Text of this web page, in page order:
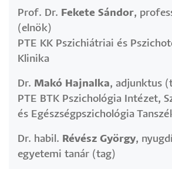
Prof. Dr. Fekete Sándor,
(elnök)
PTE KK Pszichiátriai és
Klinika
Dr. Makó Hajnalka, adjunktus
PTE BTK Pszichológia Intézet,
és Egészségpszichológia
Dr. habil. Révész György,
egyetemi tanár (tag)